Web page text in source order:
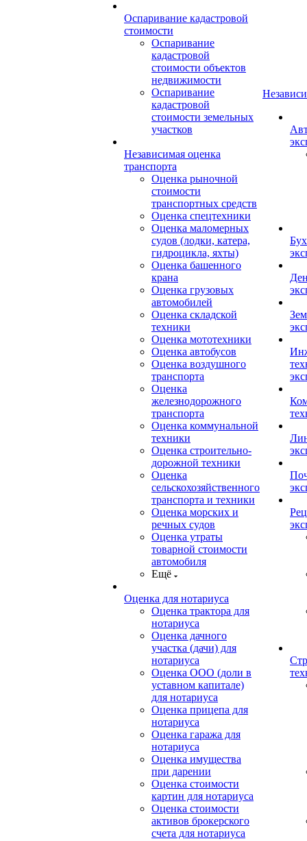
Оспаривание кадастровой
стоимости
Оспаривание
кадастровой
стоимости объектов
недвижимости
Оспаривание
кадастровой
стоимости земельных
участков
Независимая оценка
транспорта
Оценка рыночной
стоимости
транспортных средств
Оценка спецтехники
Оценка маломерных
судов (лодки, катера,
гидроцикла, яхты)
Оценка башенного
крана
Оценка грузовых
автомобилей
Оценка складской
техники
Оценка мототехники
Оценка автобусов
Оценка воздушного
транспорта
Оценка
железнодорожного
транспорта
Оценка коммунальной
техники
Оценка строительно-
дорожной техники
Оценка
сельскохозяйственного
транспорта и техники
Оценка морских и
речных судов
Оценка утраты
товарной стоимости
автомобиля
Ещё
Оценка для нотариуса
Оценка трактора для
нотариуса
Оценка дачного
участка (дачи) для
нотариуса
Оценка ООО (доли в
уставном капитале)
для нотариуса
Оценка прицепа для
нотариуса
Оценка гаража для
нотариуса
Оценка имущества
при дарении
Оценка стоимости
картин для нотариуса
Оценка стоимости
активов брокерского
счета для нотариуса